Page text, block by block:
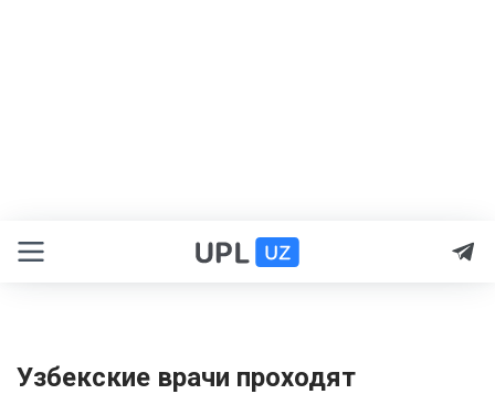
Узбекские врачи проходят